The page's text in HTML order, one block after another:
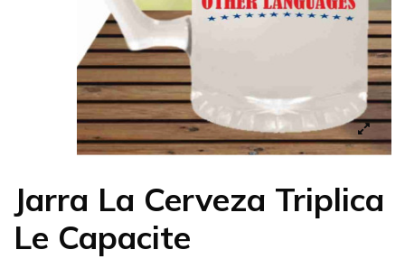
Jarra La Cerveza Triplica
Le Capacite